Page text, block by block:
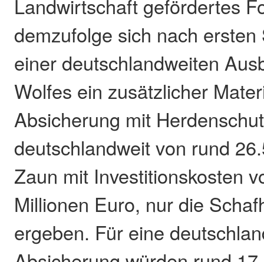
Landwirtschaft gefördertes
demzufolge sich nach
einer deutschlandweiten
Wolfes ein zusätzlicher
Absicherung mit
deutschlandweit von rund
Zaun mit Investitionskosten
Millionen Euro, nur die
ergeben. Für eine